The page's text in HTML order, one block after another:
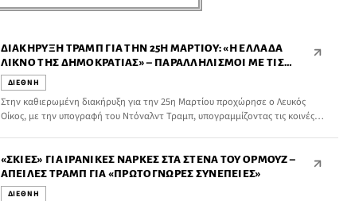
ΔΙΑΚΉΡΥΞΗ ΤΡΑΜΠ ΓΙΑ ΤΗΝ 25Η ΜΑΡΤΊΟΥ: «Η ΕΛΛΆΔΑ
ΛΊΚΝΟ ΤΗΣ ΔΗΜΟΚΡΑΤΊΑΣ» – ΠΑΡΑΛΛΗΛΙΣΜΟΊ ΜΕ ΤΙΣ
ΗΠΑ
ΔΙΕΘΝΗ
Στην καθιερωμένη διακήρυξη για την 25η Μαρτίου προχώρησε ο Λευκός
Οίκος, με την υπογραφή του Ντόναλντ Τραμπ, υπογραμμίζοντας τις κοινές
«ΣΚΙΈΣ» ΓΙΑ ΙΡΑΝΙΚΈΣ ΝΆΡΚΕΣ ΣΤΑ ΣΤΕΝΆ ΤΟΥ ΟΡΜΟΎΖ –
ΑΠΕΙΛΈΣ ΤΡΑΜΠ ΓΙΑ «ΠΡΩΤΌΓΝΩΡΕΣ ΣΥΝΈΠΕΙΕΣ»
ΔΙΕΘΝΗ